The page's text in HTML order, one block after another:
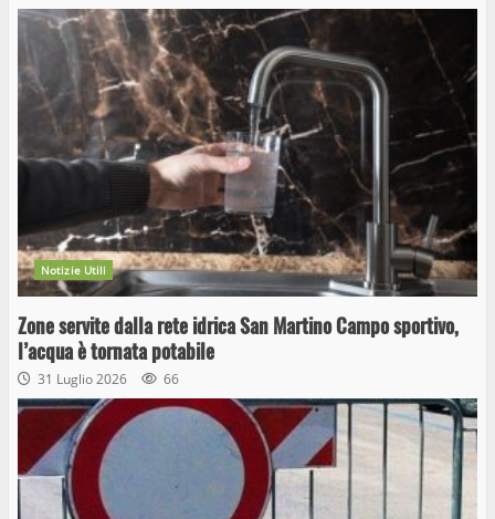
Notizie Utili
Zone servite dalla rete idrica San Martino Campo sportivo,
l’acqua è tornata potabile
31 Luglio 2026 66